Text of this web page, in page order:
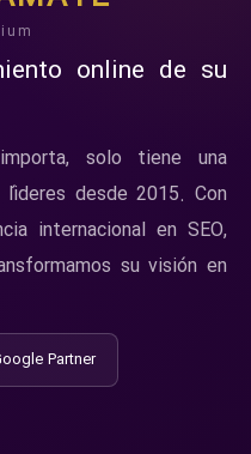
online de su
solo tiene una
desde 2015. Con
internacional en SEO,
su visión en
Partner